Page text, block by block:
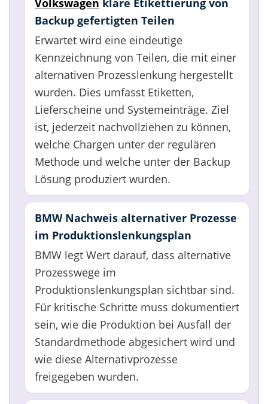
Volkswagen klare Etikettierung von
Backup gefertigten Teilen
Erwartet wird eine eindeutige
Kennzeichnung von Teilen, die mit einer
alternativen Prozesslenkung hergestellt
wurden. Dies umfasst Etiketten,
Lieferscheine und Systemeinträge. Ziel
ist, jederzeit nachvollziehen zu können,
welche Chargen unter der regulären
Methode und welche unter der Backup
Lösung produziert wurden.
BMW Nachweis alternativer Prozesse
im Produktionslenkungsplan
BMW legt Wert darauf, dass alternative
Prozesswege im
Produktionslenkungsplan sichtbar sind.
Für kritische Schritte muss dokumentiert
sein, wie die Produktion bei Ausfall der
Standardmethode abgesichert wird und
wie diese Alternativprozesse
freigegeben wurden.